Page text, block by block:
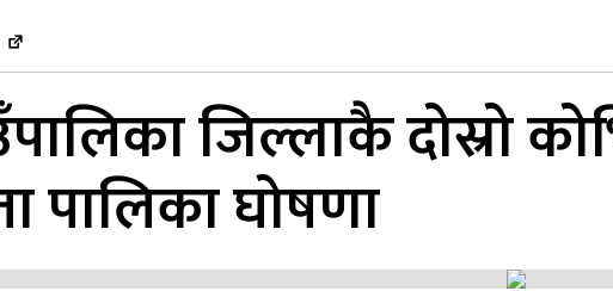
जिल्लाकै दोस्रो
पालिका घोषणा